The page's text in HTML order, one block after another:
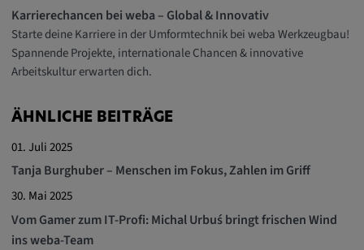
Karrierechancen bei weba – Global & Innovativ
Starte deine Karriere in der Umformtechnik bei weba Werkzeugbau!
Spannende Projekte, internationale Chancen & innovative
Arbeitskultur erwarten dich.
ÄHNLICHE BEITRÄGE
01. Juli 2025
Tanja Burghuber – Menschen im Fokus, Zahlen im Griff
30. Mai 2025
Vom Gamer zum IT-Profi: Michal Urbuś bringt frischen Wind
ins weba-Team